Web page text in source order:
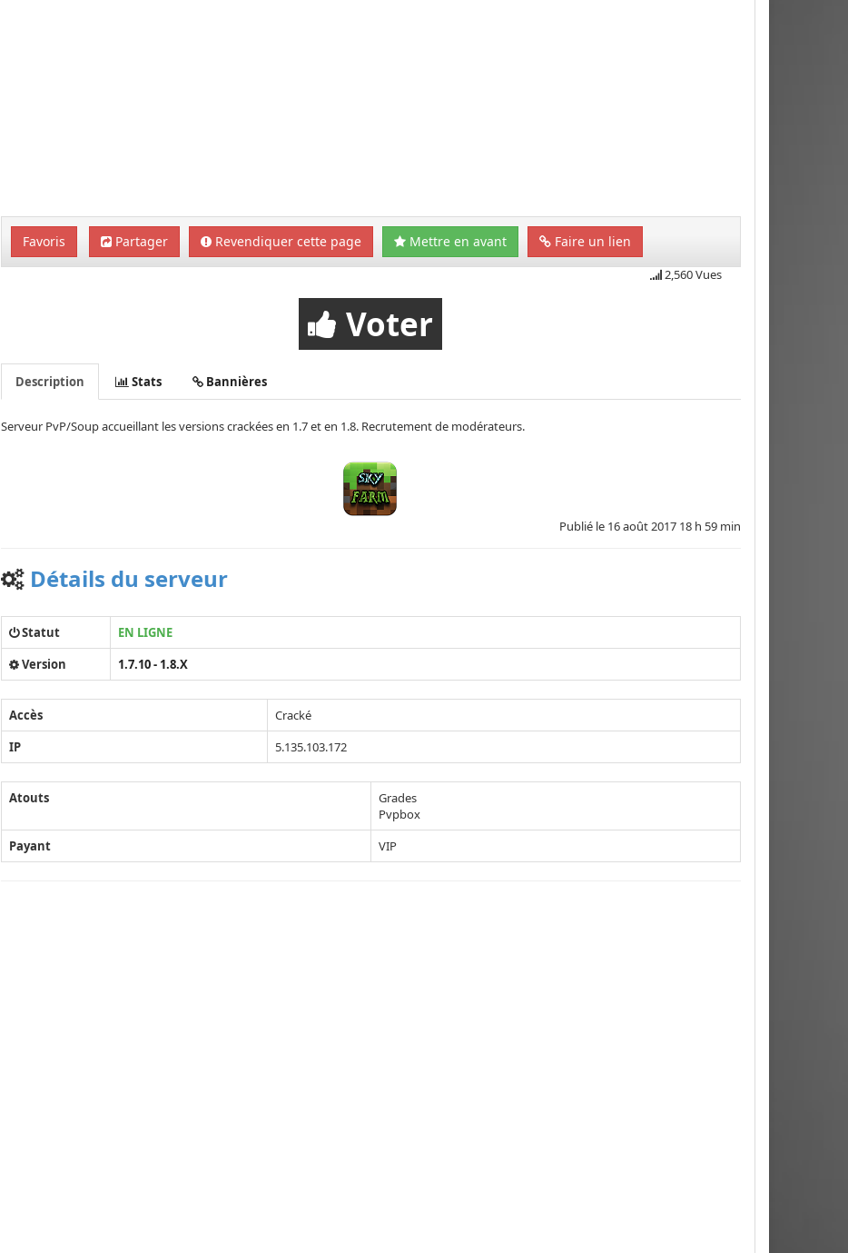
Favoris Partager Revendiquer cette page Mettre en avant Faire un lien
2,560 Vues
Voter
Description Stats Bannières
Serveur PvP/Soup accueillant les versions crackées en 1.7 et en 1.8. Recrutement de modérateurs.
Publié le 16 août 2017 18 h 59 min
Détails du serveur
Statut
EN LIGNE
Version
1.7.10 - 1.8.X
Accès
Cracké
IP
5.135.103.172
Atouts
Grades
Pvpbox
Payant
VIP